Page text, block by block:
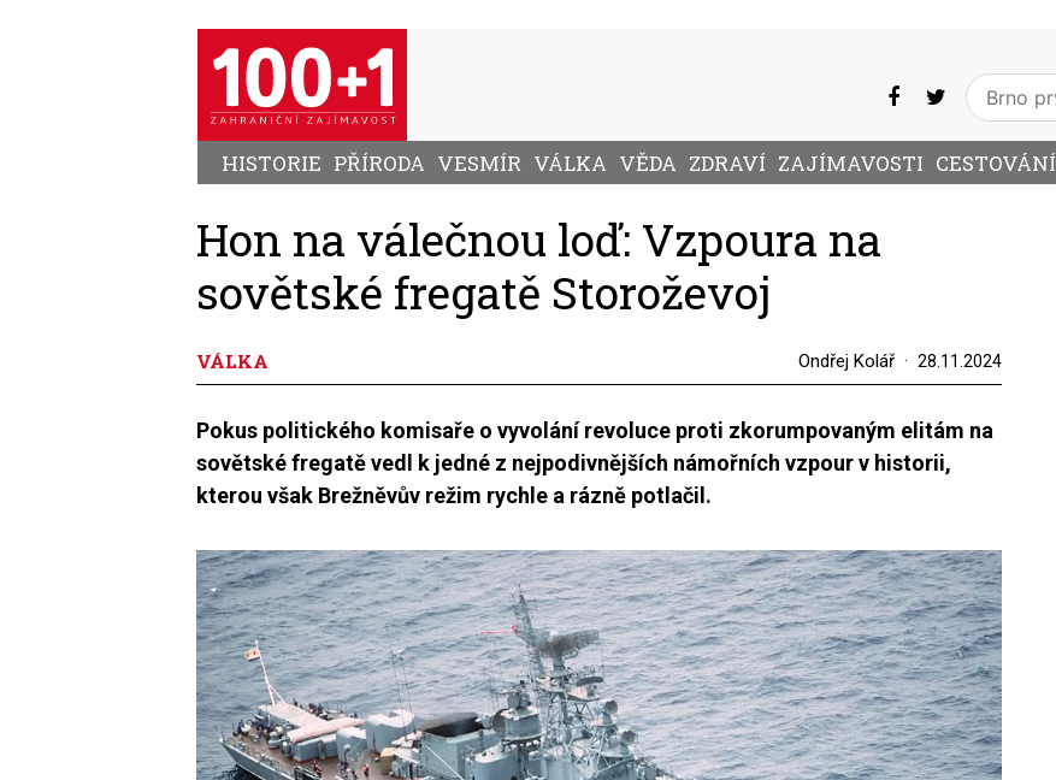
HISTORIE PŘÍRODA VESMÍR VÁLKA VĚDA ZDRAVÍ ZAJÍMAVOSTI CESTOVÁNÍ
Hon na válečnou loď: Vzpoura na
sovětské fregatě Storoževoj
VÁLKA Ondřej Kolář 28.11.2024
Pokus politického komisaře o vyvolání revoluce proti zkorumpovaným elitám na
sovětské fregatě vedl k jedné z nejpodivnějších námořních vzpour v historii,
kterou však Brežněvův režim rychle a rázně potlačil.